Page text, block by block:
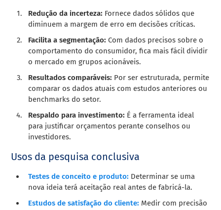
Redução da incerteza: Fornece dados sólidos que
diminuem a margem de erro em decisões críticas.
Facilita a segmentação: Com dados precisos sobre o
comportamento do consumidor, fica mais fácil dividir
o mercado em grupos acionáveis.
Resultados comparáveis: Por ser estruturada, permite
comparar os dados atuais com estudos anteriores ou
benchmarks do setor.
Respaldo para investimento: É a ferramenta ideal
para justificar orçamentos perante conselhos ou
investidores.
Usos da pesquisa conclusiva
Testes de conceito e produto: Determinar se uma
nova ideia terá aceitação real antes de fabricá-la.
Estudos de satisfação do cliente: Medir com precisão